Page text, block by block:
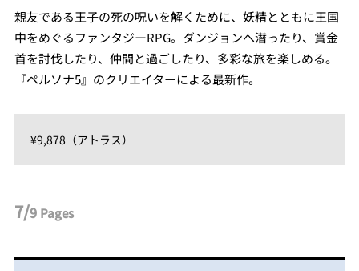
親友である王子の死の呪いを解くために、妖精とともに王国
中をめぐるファンタジーRPG。ダンジョンへ潜ったり、賞金
首を討伐したり、仲間と過ごしたり、多彩な旅を楽しめる。
『ペルソナ5』のクリエイターによる最新作。
¥9,878（アトラス）
7/9 Pages